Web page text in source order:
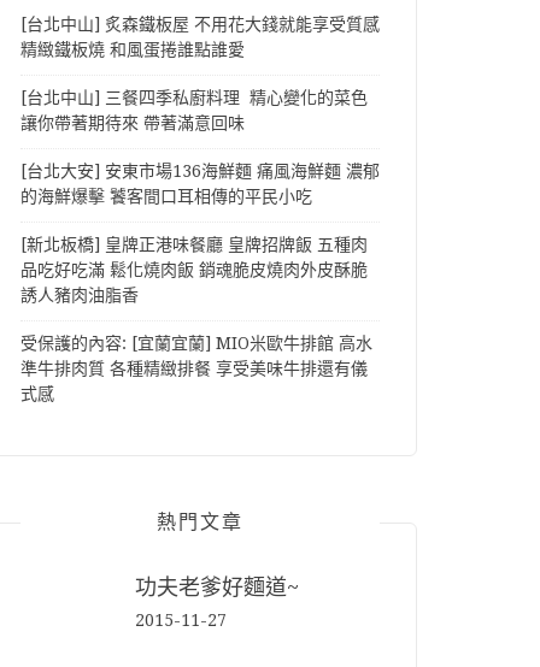
[台北中山] 炙森鐵板屋 不用花大錢就能享受質感
精緻鐵板燒 和風蛋捲誰點誰愛
[台北中山] 三餐四季私廚料理 精心變化的菜色
讓你帶著期待來 帶著滿意回味
[台北大安] 安東市場136海鮮麵 痛風海鮮麵 濃郁
的海鮮爆擊 饕客間口耳相傳的平民小吃
[新北板橋] 皇牌正港味餐廳 皇牌招牌飯 五種肉
品吃好吃滿 鬆化燒肉飯 銷魂脆皮燒肉外皮酥脆
誘人豬肉油脂香
受保護的內容: [宜蘭宜蘭] MIO米歐牛排館 高水
準牛排肉質 各種精緻排餐 享受美味牛排還有儀
式感
熱門文章
功夫老爹好麵道~
2015-11-27